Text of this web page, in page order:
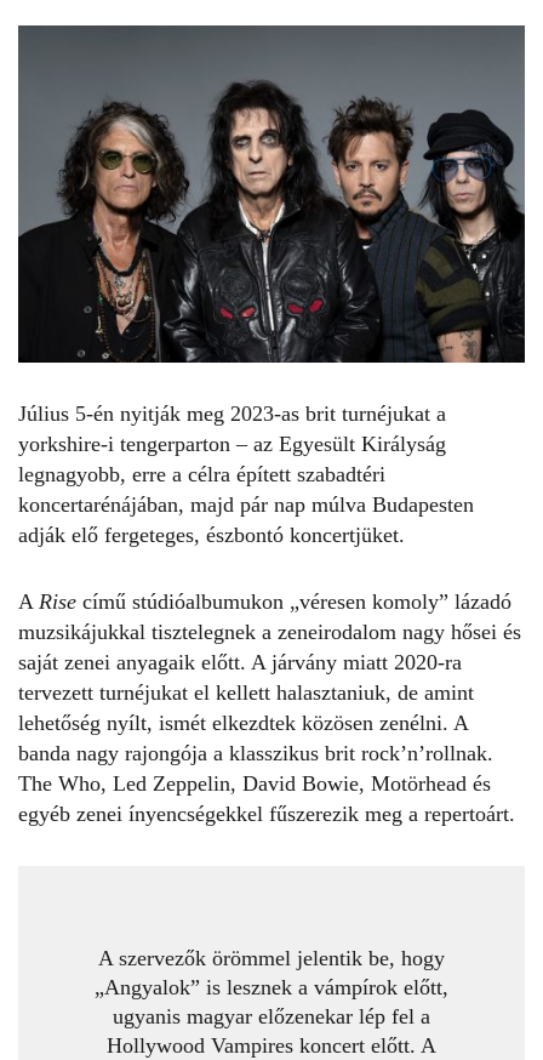
Július 5-én nyitják meg 2023-as brit turnéjukat a
yorkshire-i tengerparton – az Egyesült Királyság
legnagyobb, erre a célra épített szabadtéri
koncertarénájában, majd pár nap múlva Budapesten
adják elő fergeteges, észbontó koncertjüket.
A Rise című stúdióalbumukon „véresen komoly” lázadó
muzsikájukkal tisztelegnek a zeneirodalom nagy hősei és
saját zenei anyagaik előtt. A járvány miatt 2020-ra
tervezett turnéjukat el kellett halasztaniuk, de amint
lehetőség nyílt, ismét elkezdtek közösen zenélni. A
banda nagy rajongója a klasszikus brit rock’n’rollnak.
The Who, Led Zeppelin, David Bowie, Motörhead és
egyéb zenei ínyencségekkel fűszerezik meg a repertoárt.
A szervezők örömmel jelentik be, hogy
„Angyalok” is lesznek a vámpírok előtt,
ugyanis magyar előzenekar lép fel a
Hollywood Vampires koncert előtt. A